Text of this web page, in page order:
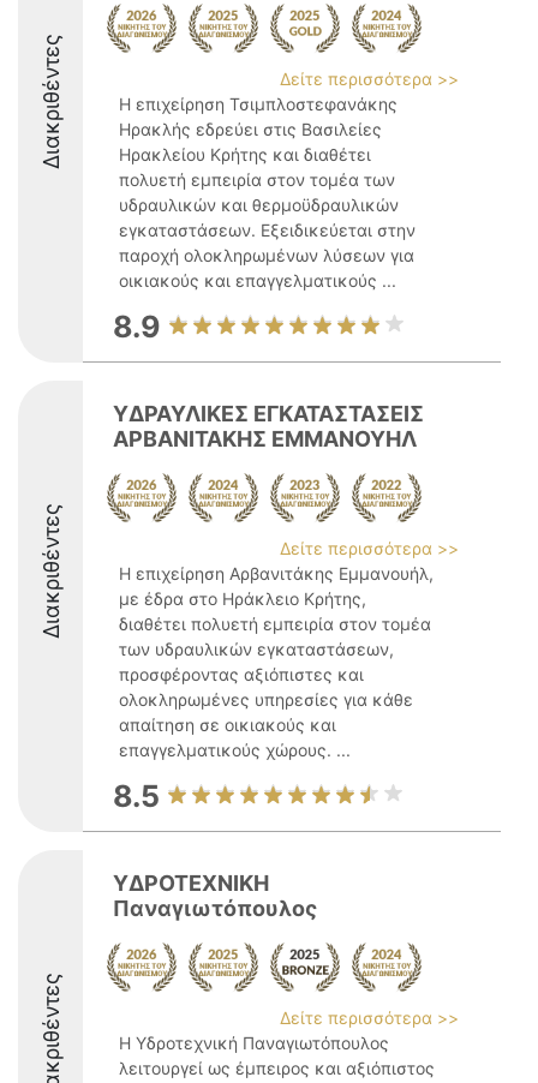
Διακριθέντες
Δείτε περισσότερα >>
Η επιχείρηση Τσιμπλοστεφανάκης
Ηρακλής εδρεύει στις Βασιλείες
Ηρακλείου Κρήτης και διαθέτει
πολυετή εμπειρία στον τομέα των
υδραυλικών και θερμοϋδραυλικών
εγκαταστάσεων. Εξειδικεύεται στην
παροχή ολοκληρωμένων λύσεων για
οικιακούς και επαγγελματικούς ...
8.9
Διακριθέντες
ΥΔΡΑΥΛΙΚΕΣ ΕΓΚΑΤΑΣΤΑΣΕΙΣ
ΑΡΒΑΝΙΤΑΚΗΣ ΕΜΜΑΝΟΥΗΛ
Δείτε περισσότερα >>
Η επιχείρηση Αρβανιτάκης Εμμανουήλ,
με έδρα στο Ηράκλειο Κρήτης,
διαθέτει πολυετή εμπειρία στον τομέα
των υδραυλικών εγκαταστάσεων,
προσφέροντας αξιόπιστες και
ολοκληρωμένες υπηρεσίες για κάθε
απαίτηση σε οικιακούς και
επαγγελματικούς χώρους. ...
8.5
Διακριθέντες
ΥΔΡΟΤΕΧΝΙΚΗ
Παναγιωτόπουλος
Δείτε περισσότερα >>
Η Υδροτεχνική Παναγιωτόπουλος
λειτουργεί ως έμπειρος και αξιόπιστος